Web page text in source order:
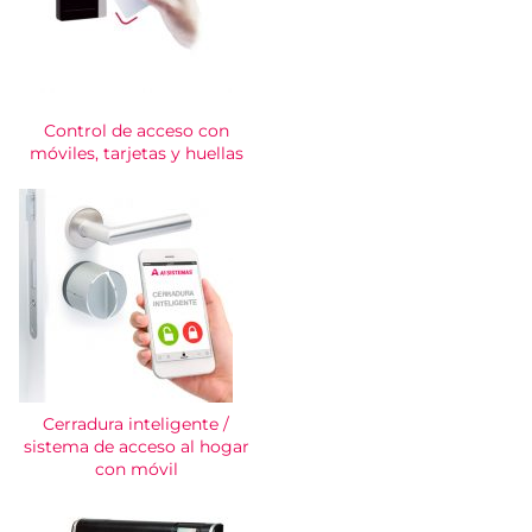
Control de acceso con
móviles, tarjetas y huellas
Cerradura inteligente /
sistema de acceso al hogar
con móvil